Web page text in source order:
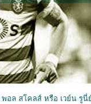
อล สโคลส์ หรือ เวย์น รู